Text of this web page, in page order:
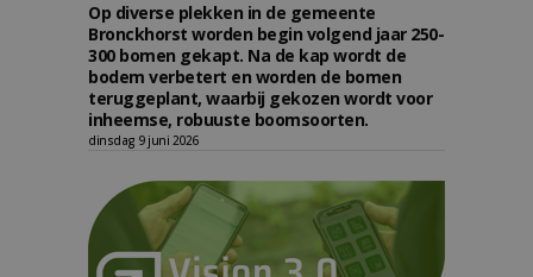
Op diverse plekken in de gemeente
Bronckhorst worden begin volgend jaar 250-
300 bomen gekapt. Na de kap wordt de
bodem verbetert en worden de bomen
teruggeplant, waarbij gekozen wordt voor
inheemse, robuuste boomsoorten.
dinsdag 9 juni 2026